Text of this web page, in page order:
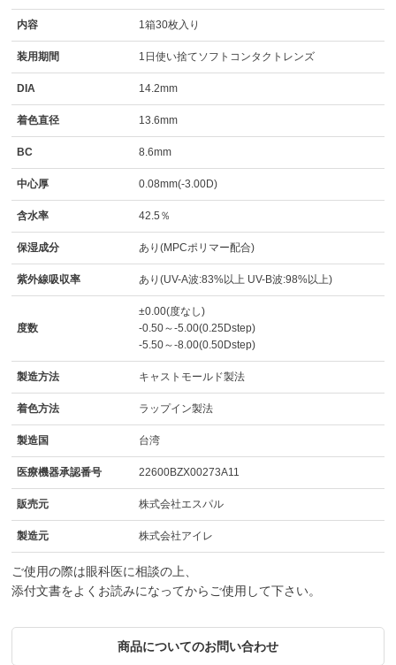
内容 1箱30枚入り
装用期間 1日使い捨てソフトコンタクトレンズ
DIA 14.2mm
着色直径 13.6mm
BC 8.6mm
中心厚 0.08mm(-3.00D)
含水率 42.5％
保湿成分 あり(MPCポリマー配合)
紫外線吸収率 あり(UV-A波:83%以上 UV-B波:98%以上)
度数
±0.00(度なし)
-0.50～-5.00(0.25Dstep)
-5.50～-8.00(0.50Dstep)
製造方法 キャストモールド製法
着色方法 ラップイン製法
製造国 台湾
医療機器承認番号 22600BZX00273A11
販売元 株式会社エスパル
製造元 株式会社アイレ
ご使用の際は眼科医に相談の上、
添付文書をよくお読みになってからご使用して下さい。
商品についてのお問い合わせ